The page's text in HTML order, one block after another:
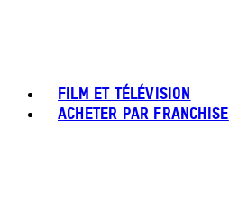
FILM ET TÉLÉVISION
ACHETER PAR FRANCHISE